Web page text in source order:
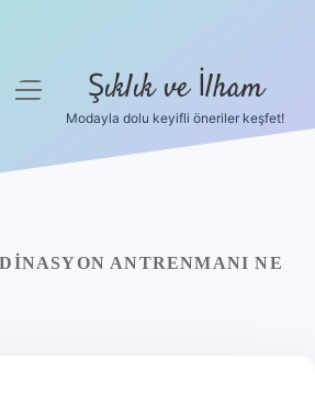
menüyü
Şıklık ve İlham
Modayla dolu keyifli öneriler keşfet!
ANTRENMANI NE